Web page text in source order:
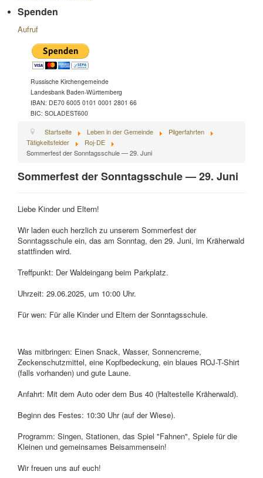
Spenden
Aufruf
Russische Kirchengemeinde
Landesbank Baden-Württemberg
IBAN: DE70 6005 0101 0001 2801 66
BIC: SOLADEST600
Startseite Leben in der Gemeinde
Pilgerfahrten
Tätigkeitsfelder
Roj-DE
Sommerfest der Sonntagsschule — 29. Juni
Sommerfest der Sonntagsschule — 29. Juni
Liebe Kinder und Eltern!
Wir laden euch herzlich zu unserem Sommerfest der
Sonntagsschule ein, das am Sonntag, den 29. Juni, im Kräherwald
stattfinden wird.
Treffpunkt: Der Waldeingang beim Parkplatz.
Uhrzeit: 29.06.2025, um 10:00 Uhr.
Für wen: Für alle Kinder und Eltern der Sonntagsschule.
Was mitbringen: Einen Snack, Wasser, Sonnencreme,
Zeckenschutzmittel, eine Kopfbedeckung, ein blaues ROJ-T-Shirt
(falls vorhanden) und gute Laune.
Anfahrt: Mit dem Auto oder dem Bus 40 (Haltestelle Kräherwald).
Beginn des Festes: 10:30 Uhr (auf der Wiese).
Programm: Singen, Stationen, das Spiel "Fahnen", Spiele für die
Kleinen und gemeinsames Beisammensein!
Wir freuen uns auf euch!